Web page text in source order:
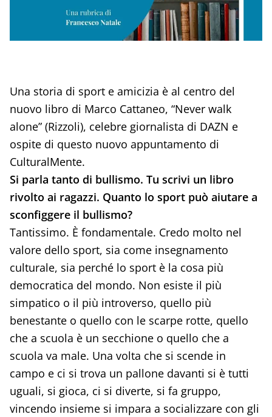
Una storia di sport e amicizia è al centro del
nuovo libro di Marco Cattaneo, “Never walk
alone” (Rizzoli), celebre giornalista di DAZN e
ospite di questo nuovo appuntamento di
CulturalMente.
Si parla tanto di bullismo. Tu scrivi un libro
rivolto ai ragazzi. Quanto lo sport può aiutare a
sconfiggere il bullismo?
Tantissimo. È fondamentale. Credo molto nel
valore dello sport, sia come insegnamento
culturale, sia perché lo sport è la cosa più
democratica del mondo. Non esiste il più
simpatico o il più introverso, quello più
benestante o quello con le scarpe rotte, quello
che a scuola è un secchione o quello che a
scuola va male. Una volta che si scende in
campo e ci si trova un pallone davanti si è tutti
uguali, si gioca, ci si diverte, si fa gruppo,
vincendo insieme si impara a socializzare con gli